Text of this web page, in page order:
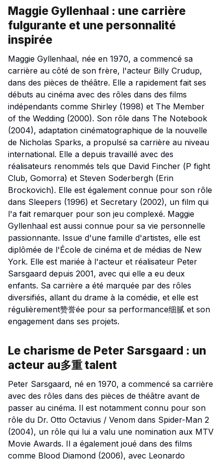
Maggie Gyllenhaal : une carrière
fulgurante et une personnalité
inspirée
Maggie Gyllenhaal, née en 1970, a commencé sa
carrière au côté de son frère, l'acteur Billy Crudup,
dans des pièces de théâtre. Elle a rapidement fait ses
débuts au cinéma avec des rôles dans des films
indépendants comme Shirley (1998) et The Member
of the Wedding (2000). Son rôle dans The Notebook
(2004), adaptation cinématographique de la nouvelle
de Nicholas Sparks, a propulsé sa carrière au niveau
international. Elle a depuis travaillé avec des
réalisateurs renommés tels que David Fincher (P fight
Club, Gomorra) et Steven Soderbergh (Erin
Brockovich). Elle est également connue pour son rôle
dans Sleepers (1996) et Secretary (2002), un film qui
l'a fait remarquer pour son jeu complexé. Maggie
Gyllenhaal est aussi connue pour sa vie personnelle
passionnante. Issue d'une famille d'artistes, elle est
diplômée de l'École de cinéma et de médias de New
York. Elle est mariée à l'acteur et réalisateur Peter
Sarsgaard depuis 2001, avec qui elle a eu deux
enfants. Sa carrière a été marquée par des rôles
diversifiés, allant du drame à la comédie, et elle est
régulièrement赞誉ée pour sa performance细腻 et son
engagement dans ses projets.
Le charisme de Peter Sarsgaard : un
acteur au多重 talent
Peter Sarsgaard, né en 1970, a commencé sa carrière
avec des rôles dans des pièces de théâtre avant de
passer au cinéma. Il est notamment connu pour son
rôle du Dr. Otto Octavius / Venom dans Spider-Man 2
(2004), un rôle qui lui a valu une nomination aux MTV
Movie Awards. Il a également joué dans des films
comme Blood Diamond (2006), avec Leonardo